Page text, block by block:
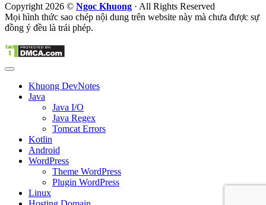
Copyright 2026 © Ngoc Khuong · All Rights Reserved
Mọi hình thức sao chép nội dung trên website này mà chưa được sự
đồng ý đều là trái phép.
Khuong DevNotes
Java
Java I/O
Java Regex
Tomcat Errors
Kotlin
Android
WordPress
Theme WordPress
Plugin WordPress
Linux